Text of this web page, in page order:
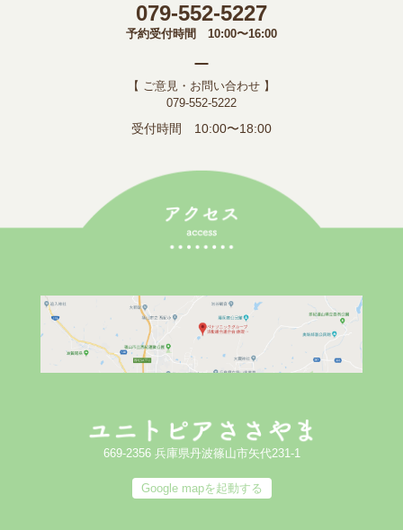
079-552-5227
予約受付時間 10:00〜16:00
【 ご意見・お問い合わせ 】
079-552-5222
受付時間 10:00〜18:00
669-2356 兵庫県丹波篠山市矢代231-1
Google mapを起動する